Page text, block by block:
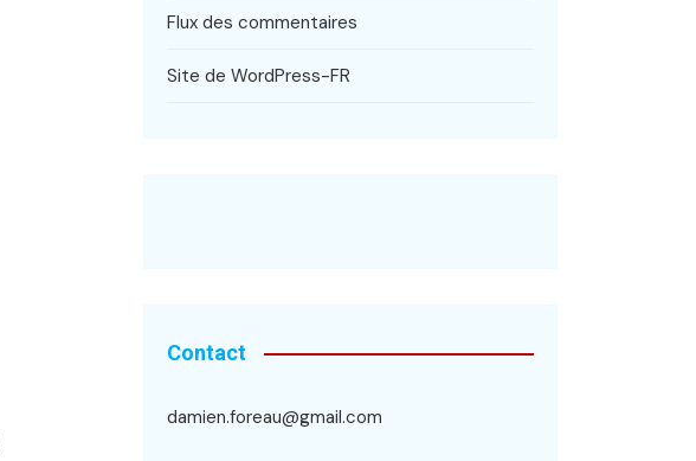
Flux des commentaires
Site de WordPress-FR
Contact
damien.foreau@gmail.com